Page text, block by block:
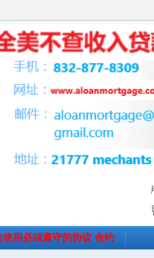
使用必须遵守的协议 合约